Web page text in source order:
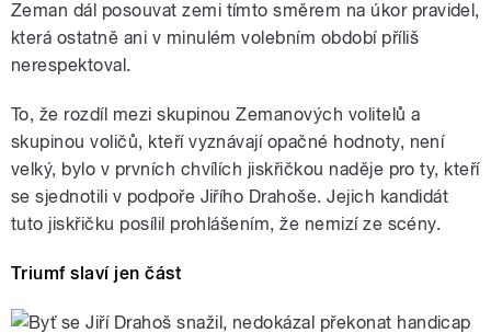
Zeman dál posouvat zemi tímto směrem na úkor pravidel,
která ostatně ani v minulém volebním období příliš
nerespektoval.
To, že rozdíl mezi skupinou Zemanových volitelů a
skupinou voličů, kteří vyznávají opačné hodnoty, není
velký, bylo v prvních chvílích jiskřičkou naděje pro ty, kteří
se sjednotili v podpoře Jiřího Drahoše. Jejich kandidát
tuto jiskřičku posílil prohlášením, že nemizí ze scény.
Triumf slaví jen část